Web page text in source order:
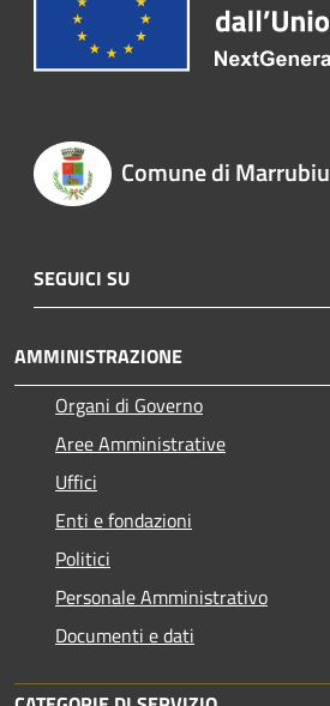
Comune di Marrubiu
SEGUICI SU
AMMINISTRAZIONE
Organi di Governo
Aree Amministrative
Uffici
Enti e fondazioni
Politici
Personale Amministrativo
Documenti e dati